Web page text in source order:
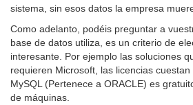
sistema, sin esos datos la empresa
Como adelanto, podéis preguntar a
base de datos utiliza, es un criterio de
interesante. Por ejemplo las soluciones
requieren Microsoft, las licencias
MySQL (Pertenece a ORACLE) es
de máquinas.